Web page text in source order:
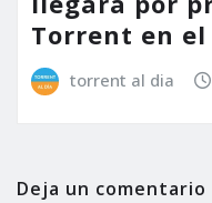
Torrent en
torrent al dia
Deja un comentario